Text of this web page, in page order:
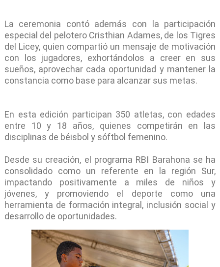
La ceremonia contó además con la participación
especial del pelotero Cristhian Adames, de los Tigres
del Licey, quien compartió un mensaje de motivación
con los jugadores, exhortándolos a creer en sus
sueños, aprovechar cada oportunidad y mantener la
constancia como base para alcanzar sus metas.
En esta edición participan 350 atletas, con edades
entre 10 y 18 años, quienes competirán en las
disciplinas de béisbol y sóftbol femenino.
Desde su creación, el programa RBI Barahona se ha
consolidado como un referente en la región Sur,
impactando positivamente a miles de niños y
jóvenes, y promoviendo el deporte como una
herramienta de formación integral, inclusión social y
desarrollo de oportunidades.